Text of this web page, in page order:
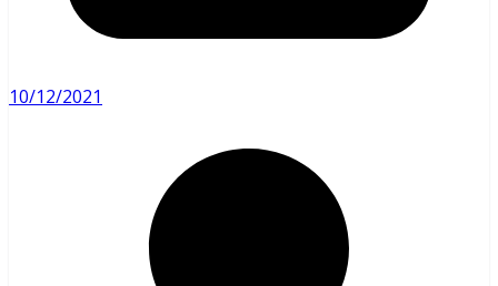
10/12/2021